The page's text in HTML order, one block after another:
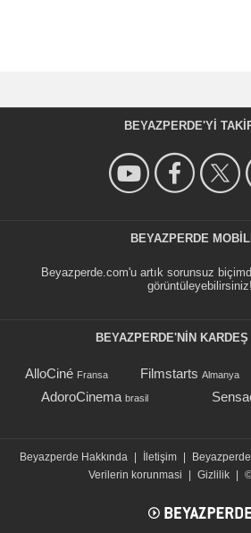
BEYAZPERDE'YI
BEYAZPERDE
Beyazperde.com'u artık sorunsuz
görüntüleyebilirsiniz!
BEYAZPERDE'NIN KARDEŞ
AlloCiné Fransa Filmstarts Almanya
AdoroCinema brasil
Beyazperde Hakkında İletişim
Verilerin korunmasi
Gizlilik